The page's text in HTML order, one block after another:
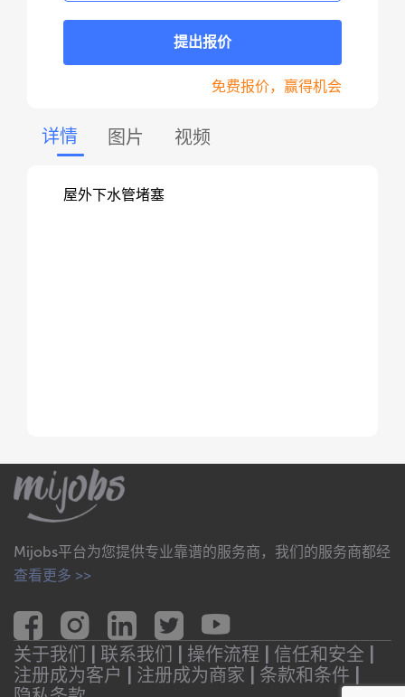
提出报价
免费报价，赢得机会
详情 图片 视频
屋外下水管堵塞
Mijobs平台为您提供专业靠谱的服务商，我们的服务商都经
查看更多 >>
关于我们 | 联系我们 | 操作流程 | 信任和安全 |
注册成为客户 | 注册成为商家 | 条款和条件 |